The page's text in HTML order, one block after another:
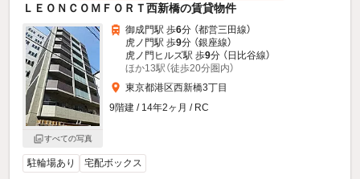
ＬＥＯＮＣＯＭＦＯＲＴ西新橋の賃貸物件
すべての写真
御成門駅 歩6分 （都営三田線）
虎ノ門駅 歩9分 （銀座線）
虎ノ門ヒルズ駅 歩9分 （日比谷線）
ほか13駅（徒歩20分圏内）
東京都港区西新橋3丁目
9階建 / 14年2ヶ月 / RC
駐輪場あり 宅配ボックス